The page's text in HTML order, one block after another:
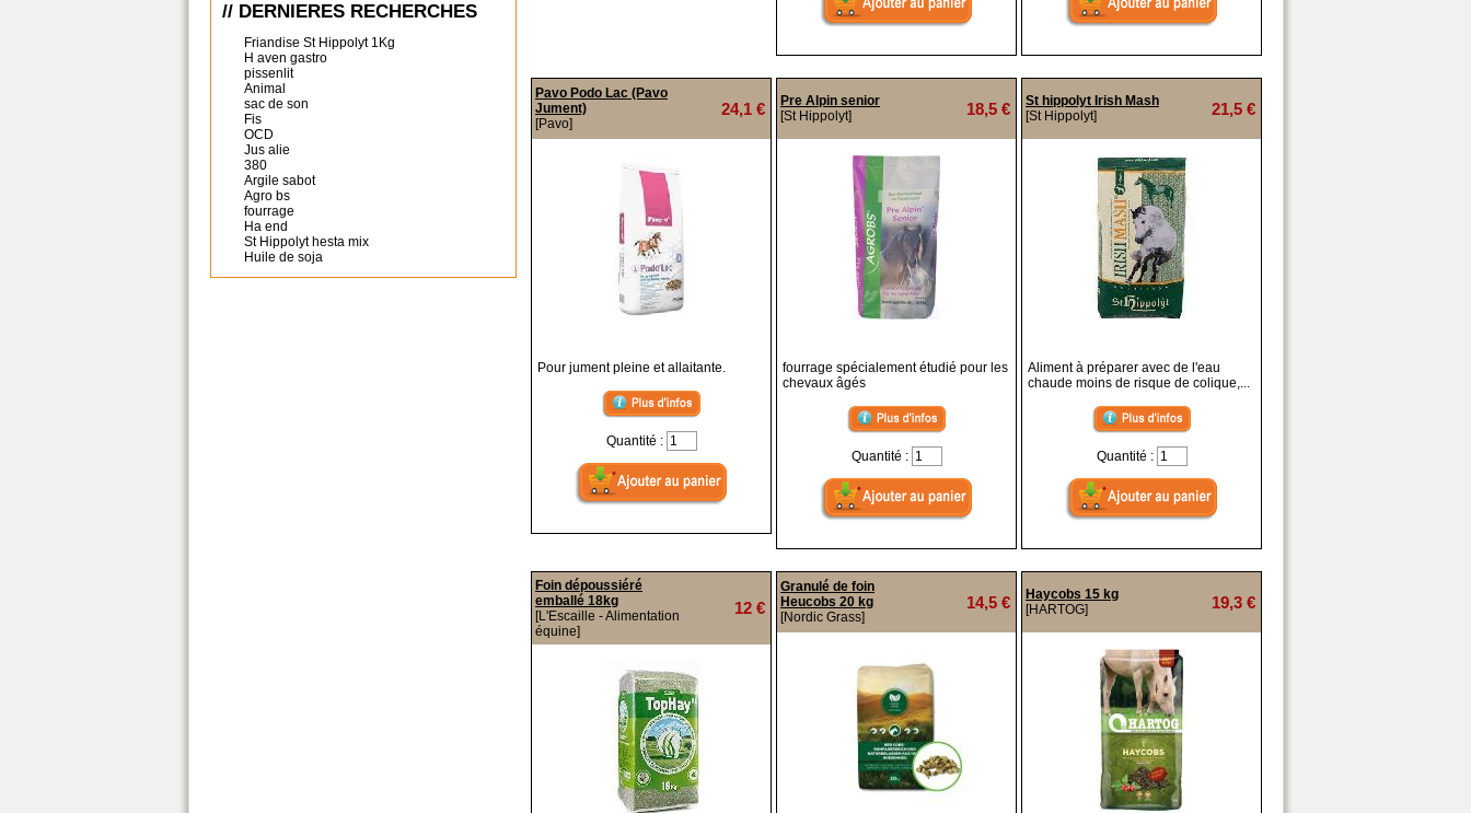
// DERNIERES RECHERCHES
Friandise St Hippolyt 1Kg
H aven gastro
pissenlit
Animal
sac de son
Fis
OCD
Jus alie
380
Argile sabot
Agro bs
fourrage
Ha end
St Hippolyt hesta mix
Huile de soja
Pavo Podo Lac (Pavo
Jument)
[Pavo]
24,1 €
Pour jument pleine et allaitante.
Quantité :
Pre Alpin senior
[St Hippolyt]
18,5 €
fourrage spécialement étudié pour les
chevaux âgés
Quantité :
St hippolyt Irish Mash
[St Hippolyt]
21,5 €
Aliment à préparer avec de l'eau
chaude moins de risque de colique,...
Quantité :
Foin dépoussiéré
emballé 18kg
[L'Escaille - Alimentation
équine]
12 €
Granulé de foin
Heucobs 20 kg
[Nordic Grass]
14,5 €
Haycobs 15 kg
[HARTOG]
19,3 €